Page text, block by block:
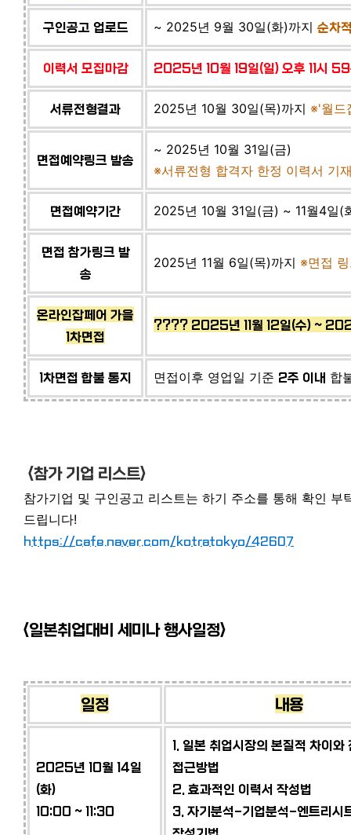
구인공고 업로드 ~ 2025년 9월 30일(화)까지 순차
이력서 모집마감 2025년 10월 19일(일) 오후 11시
서류전형결과 2025년 10월 30일(목)까지 ※'월드
면접예약링크 발송
~ 2025년 10월 31일(금)
※서류전형 합격자 한정 이력서 기
면접예약기간 2025년 10월 31일(금) ~ 11월4일(
면접 참가링크 발
송
2025년 11월 6일(목)까지 ※면접
온라인잡페어 가을
1차면접
???? 2025년 11월 12일(수) ~
1차면접 합불 통지 면접이후 영업일 기준 2주 이내 합
<참가 기업 리스트>
참가기업 및 구인공고 리스트는 하기 주소를 통해 확인 부
드립니다!
https://cafe.naver.com/kotratokyo/42607
<일본취업대비 세미나 행사일정>
일정 내용
2025년 10월 14일
(화)
10:00 ~ 11:30
1. 일본 취업시장의 본질적 차이와
접근방법
2. 효과적인 이력서 작성법
3. 자기분석-기업분석-엔트리시